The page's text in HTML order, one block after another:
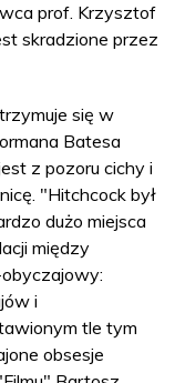
prof. Krzysztof
skradzione przez
się w
Batesa
z pozoru cichy i
"Hitchcock był
dużo miejsca
między
i
tle tym
obsesje